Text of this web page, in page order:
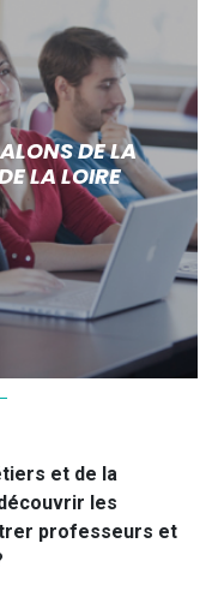
DE LA
LA LOIRE
et de la
les
professeurs et